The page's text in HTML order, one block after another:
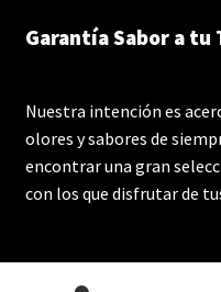
Garantía Sabor a tu
Nuestra intención es
olores y sabores de
encontrar una gran
con los que disfrutar de